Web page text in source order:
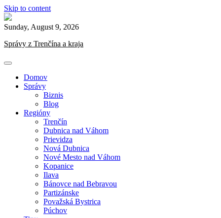
Skip to content
Sunday, August 9, 2026
Správy z Trenčína a kraja
Domov
Správy
Biznis
Blog
Regióny
Trenčín
Dubnica nad Váhom
Prievidza
Nová Dubnica
Nové Mesto nad Váhom
Kopanice
Ilava
Bánovce nad Bebravou
Partizánske
Považská Bystrica
Púchov